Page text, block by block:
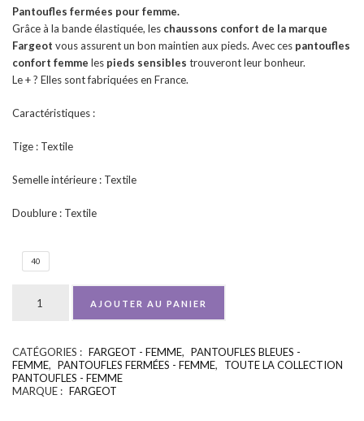
Pantoufles fermées pour femme.
Grâce à la bande élastiquée, les chaussons confort de la marque
Fargeot vous assurent un bon maintien aux pieds. Avec ces pantoufles
confort femme les pieds sensibles trouveront leur bonheur.
Le + ? Elles sont fabriquées en France.
Caractéristiques :
Tige : Textile
Semelle intérieure : Textile
Doublure : Textile
40
AJOUTER AU PANIER
CATÉGORIES : FARGEOT - FEMME, PANTOUFLES BLEUES -
FEMME, PANTOUFLES FERMÉES - FEMME,
TOUTE LA COLLECTION
PANTOUFLES - FEMME
MARQUE : FARGEOT